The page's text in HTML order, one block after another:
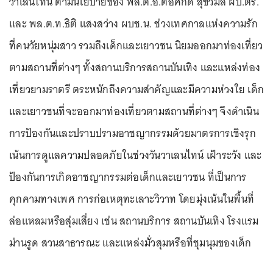
และ พล.ต.ท.ธิติ แสงสว่าง ผบช.น. ช่วงเทศกาลแห่งความรัก
ที่คนวัยหนุ่มสาว รวมถึงเด็กและเยาวชน นิยมออกมาท่องเที่ยว
ตามสถานที่ต่างๆ ทั้งสถานบริการสถานบันเทิง และแหล่งท่อง
เที่ยวยามราตรี ตระหนักถึงความสำคัญและมีความห่วงใย เด็ก
และเยาวชนที่จะออกมาท่องเที่ยวตามสถานที่ต่างๆ จึงดำเนิน
การป้องกันและปราบปรามอาชญากรรมด้วยมาตรการเชิงรุก
เน้นการดูแลความปลอดภัยในช่วงวันวาเลนไทน์ เฝ้าระวัง และ
ป้องกันการเกิดอาชญากรรมต่อเด็กและเยาวชน ที่เป็นการ
คุกคามทางเพศ การก่อเหตุทะเลาะวิวาท โดยมุ่งเน้นในพื้นที่
ล่อแหลมหรือสุ่มเสี่ยง เช่น สถานบริการ สถานบันเทิง โรงแรม
ม่านรูด สวนสาธารณะ และแหล่งมั่วสุมหรือที่ชุมนุมของเด็ก